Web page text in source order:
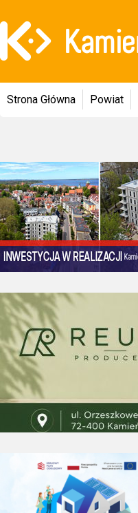
Strona Główna Powiat